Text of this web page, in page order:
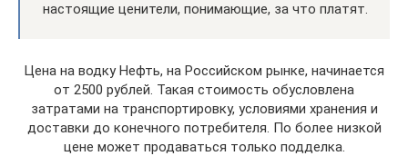
настоящие ценители, понимающие, за что платят.
Цена на водку Нефть, на Российском рынке, начинается
от 2500 рублей. Такая стоимость обусловлена
затратами на транспортировку, условиями хранения и
доставки до конечного потребителя. По более низкой
цене может продаваться только подделка.